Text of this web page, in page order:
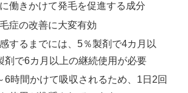
働きかけて発毛を促進する成分
症の改善に大変有効
するまでには、5％製剤で4カ月以
剤で6カ月以上の継続使用が必要
6時間かけて吸収されるため、1日2回